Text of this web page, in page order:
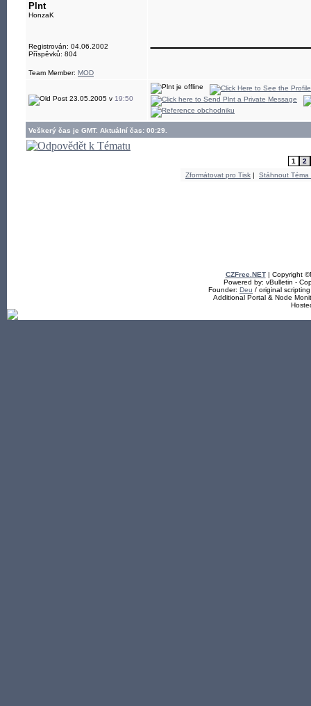
Plnt
HonzaK
Registrován: 04.06.2002
Příspěvků: 804
Team Member: MOD
23.05.2005 v 19:50
Veškerý čas je GMT. Aktuální čas: 00:29.
1
2
Zformátovat pro Tisk | Stáhnout Téma
CZFree.NET| Copyright
Powered by: vBulletin -
Founder: Deu / original
Additional Portal & Node